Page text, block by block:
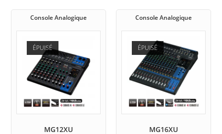
Console Analogique
ÉPUISÉ
MG12XU
Console Analogique
ÉPUISÉ
MG16XU